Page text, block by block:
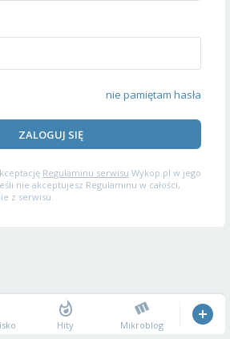
nie pamiętam hasła
ZALOGUJ SIĘ
Regulaminu serwisu Wykop.pl w jego
nie akceptujesz Regulaminu w całości,
z serwisu.
Hity Mikroblog